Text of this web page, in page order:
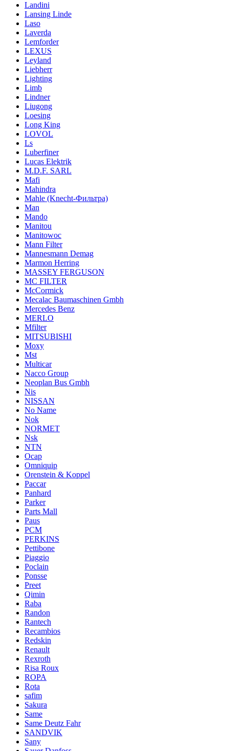
Landini
Lansing Linde
Laso
Laverda
Lemforder
LEXUS
Leyland
Liebherr
Lighting
Limb
Lindner
Liugong
Loesing
Long King
LOVOL
Ls
Luberfiner
Lucas Elektrik
M.D.F. SARL
Mafi
Mahindra
Mahle (Knecht-Фильтра)
Man
Mando
Manitou
Manitowoc
Mann Filter
Mannesmann Demag
Marmon Herring
MASSEY FERGUSON
MC FILTER
McCormick
Mecalac Baumaschinen Gmbh
Mercedes Benz
MERLO
Mfilter
MITSUBISHI
Moxy
Mst
Multicar
Nacco Group
Neoplan Bus Gmbh
Nis
NISSAN
No Name
Nok
NORMET
Nsk
NTN
Ocap
Omniquip
Orenstein & Koppel
Paccar
Panhard
Parker
Parts Mall
Paus
PCM
PERKINS
Pettibone
Piaggio
Poclain
Ponsse
Preet
Qimin
Raba
Randon
Rantech
Recambios
Redskin
Renault
Rexroth
Risa Roux
ROPA
Rota
safim
Sakura
Same
Same Deutz Fahr
SANDVIK
Sany